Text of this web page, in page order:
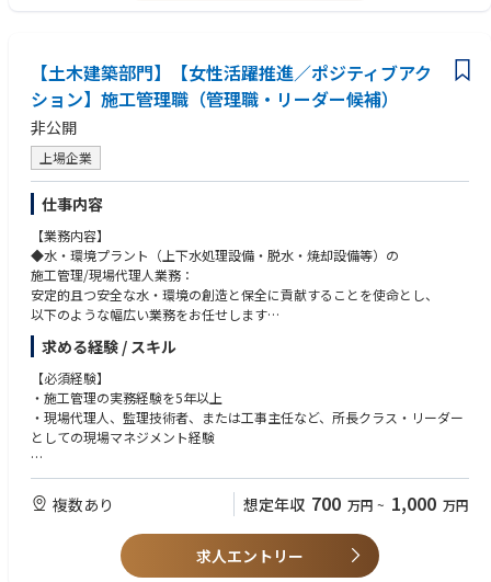
ンテナンス業務は社内の専任スタッフもしくは協力会社が行います。
【主に以下に係る電気設備・計測制御装置に関する工事管理】
・電気設備設計・工事全般、受変電設備更新工事、屋内照明電気配線工事
・LED照明省エネ化工事、計装設備設計・工事全般、PLC・DCS（パソコ
ンDCS含む）設置、変更工事
・電気設備の検査・点検整備,受配電盤、各種遮断器、防災設備他、電動
機・発電機の検査・点検整備
・計装設備の検査・点検整備調節弁、安全弁、液面計、発信器他、計量器
の検査・点検整備
・プロセス分析計の検査・点検整備 など
【その他情報】
■就業環境について:
残業月平均20時間程度（月や案件により変動あり）
三菱ケミカルグループ全体で残業時間を抑制する方針である事や、土日休
み前提で工期を組んでいる事、月~金で完結する工事がほとんどである点
に加えて、勤怠管理の徹底（PCログがとられる→残業は１分単位で支給）
やノー残業デー、ICTの活用で残業時間を抑えています。
週休2日制で、繁忙期の土日出社は多くとも2週に1回程度、振替休日や代
休の取得が出来る環境です。
■福利厚生
福利厚生も手厚く安心して就業できます。週休2日制で、繁忙期の土日出
社は多くとも2週に1回程度、振替休日や代休の取得が出来る環境ですの
で、離職率も低い環境です。
【土木建築部門】【女性活躍推進／ポジティブアク
ション】施工管理職（管理職・リーダー候補）
非公開
上場企業
仕事内容
【業務内容】
◆水・環境プラント（上下水処理設備・脱水・焼却設備等）の
施工管理/現場代理人業務：
安定的且つ安全な水・環境の創造と保全に貢献することを使命とし、
以下のような幅広い業務をお任せします
・工事計画作成
・工程管理／品質管理／安全管理／コスト管理等
◆若手女性技術者の育成・指導：
将来的に5～10名規模の「女性施工管理チーム」を立ち上げる構想があ
り、
そのコアメンバーとして若手の指導や相談役を担っていただきます。
◆現場環境の改善提案：
女性専用の更衣室（壁で仕切られた個室）や専用トイレの設置などハード
面の整備は進めていますが、
これまでのご経験を活かし、女性が働きやすい現場づくりに向けた改善案
を積極的に提案・実行していただくことを期待しています。
求める経験 / スキル
【必須経験】
・施工管理の実務経験を5年以上
・現場代理人、監理技術者、または工事主任など、所長クラス・リーダー
としての現場マネジメント経験
【必須資格】以下のいずれか1つ以上
・監理技術者(機械器具、水道、清掃、電気または電気通信）
・技術士（上下水道、衛生工学または機械）
・土木施工管理技士 1級
・電気施工管理技士 1級
複数あり 想定年収 700 万円 ~ 1,000 万円
求人エントリー